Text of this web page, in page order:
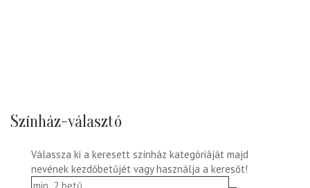
Színház-választó
Válassza ki a keresett színház kategóriáját majd
nevének kezdőbetűjét vagy használja a keresőt!